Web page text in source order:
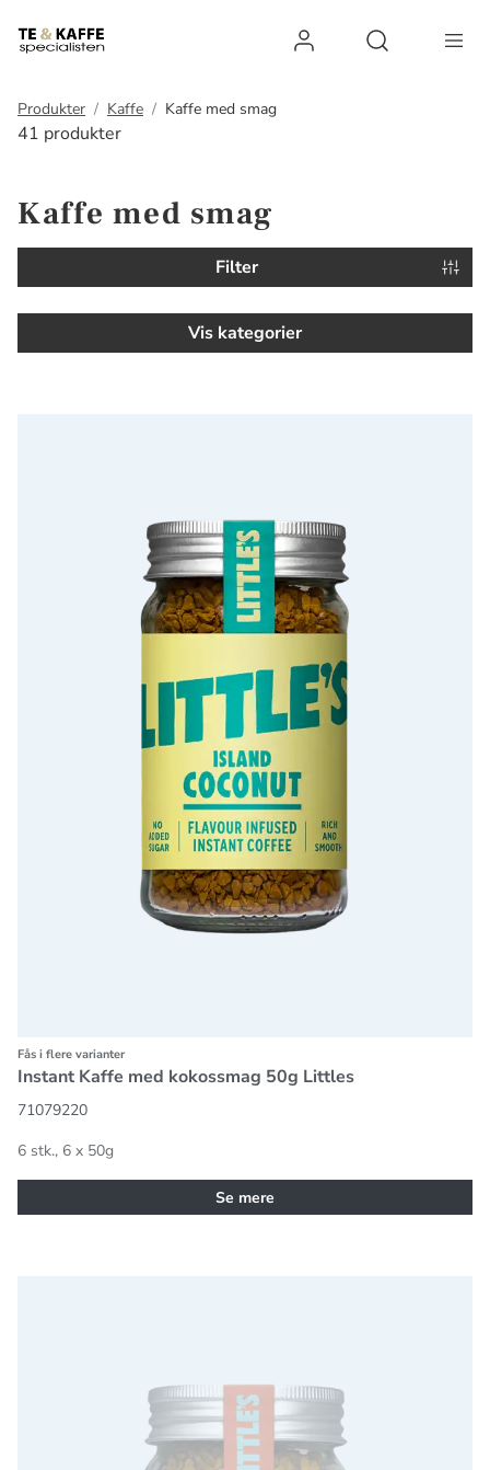
Log ind
Produkter Kaffe Kaffe med smag
41 produkter
Kaffe med smag
Filter
Vis kategorier
Fås i flere varianter
Instant Kaffe med kokossmag 50g Littles
71079220
6 stk., 6 x 50g
Se mere